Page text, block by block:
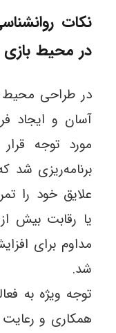
نکات
در محیط بازی
در طراحی محیط
آسان و ایجاد
مورد توجه
برنامه‌ریزی شد
علایق خود را
یا رقابت بیش
مداوم برای
شد.
توجه ویژه به
همکاری و رعایت